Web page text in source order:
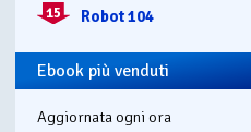
15 Robot 104
Ebook più venduti
Aggiornata ogni ora